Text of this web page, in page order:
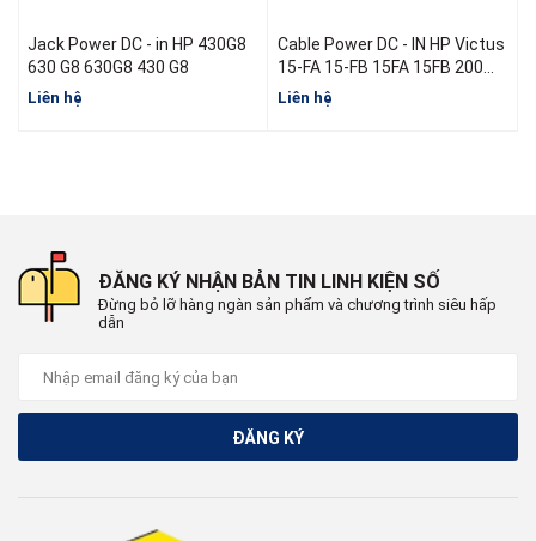
Jack Power DC - in HP 430G8
630 G8 630G8 430 G8
Liên hệ
Cable Power DC - IN HP Victus
15-FA 15-FB 15FA 15FB 200W
N13314-001 L52B16-S46
N13470-S60 N13470-Y60
Liên hệ
ĐĂNG KÝ NHẬN BẢN TIN LINH KIỆN SỐ
Đừng bỏ lỡ hàng ngàn sản phẩm và chương trình siêu hấp
dẫn
ĐĂNG KÝ